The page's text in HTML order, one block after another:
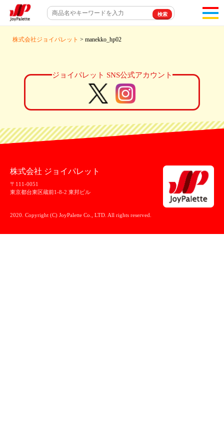
株式会社ジョイパレット > manekko_hp02
ジョイパレット SNS公式アカウント
株式会社 ジョイパレット
〒111-0051
東京都台東区蔵前1-8-2 東邦ビル
2020. Copyright (C) JoyPalette Co., LTD. All rights reserved.